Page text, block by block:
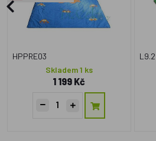
HPPRE03
Skladem 1 ks
1 199 Kč
L9.2